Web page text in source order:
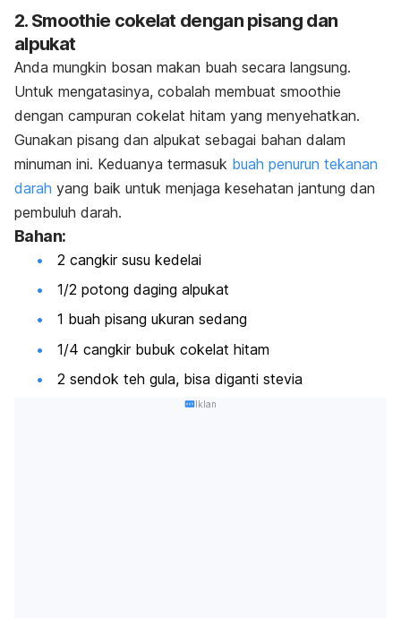
2. Smoothie cokelat dengan pisang dan
alpukat
Anda mungkin bosan makan buah secara langsung.
Untuk mengatasinya, cobalah membuat smoothie
dengan campuran cokelat hitam yang menyehatkan.
Gunakan pisang dan alpukat sebagai bahan dalam
minuman ini. Keduanya termasuk buah penurun tekanan
darah yang baik untuk menjaga kesehatan jantung dan
pembuluh darah.
Bahan:
2 cangkir susu kedelai
1/2 potong daging alpukat
1 buah pisang ukuran sedang
1/4 cangkir bubuk cokelat hitam
2 sendok teh gula, bisa diganti stevia
Iklan